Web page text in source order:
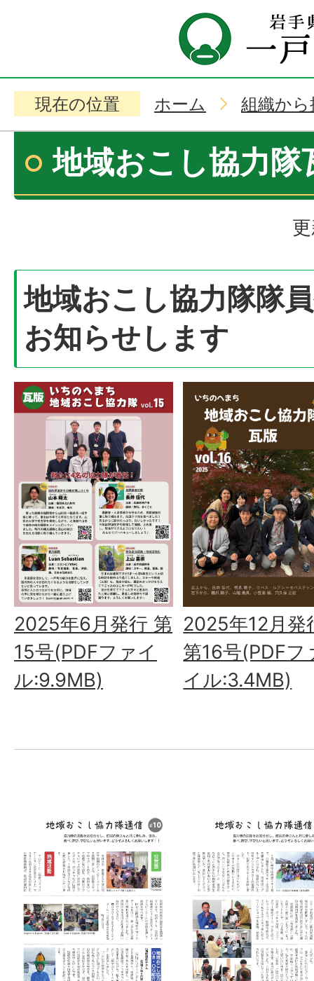
現在の位置 ホーム 組織か
地域おこし協力隊
地域おこし協力隊隊
お知らせします
2025年6月発行 第
15号(PDFファイ
ル:9.9MB)
2025年12月発
第16号(PDFフ
イル:3.4MB)